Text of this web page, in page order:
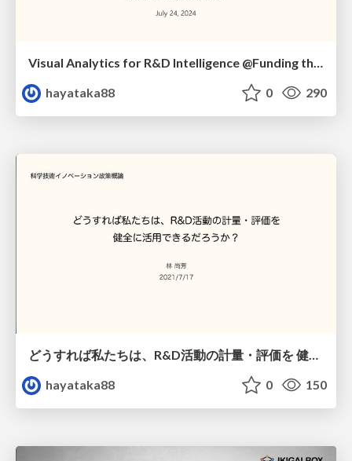
hayataka88
0 290
どうすれば私たちは、R&D活動の計量・評価を 健全に活用できるだろうか？
hayataka88
0 150